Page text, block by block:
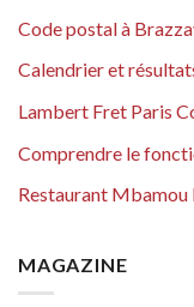
Code postal à
Calendrier et
Lambert Fret Paris
Comprendre le
Restaurant Mbamou
MAGAZINE